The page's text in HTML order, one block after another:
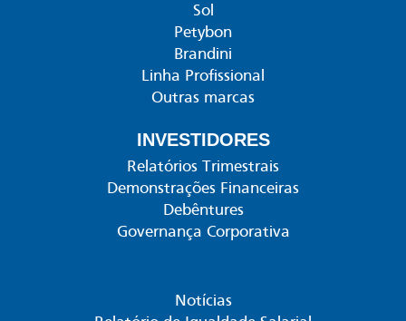
Sol
Petybon
Brandini
Linha Profissional
Outras marcas
INVESTIDORES
Relatórios Trimestrais
Demonstrações Financeiras
Debêntures
Governança Corporativa
Notícias